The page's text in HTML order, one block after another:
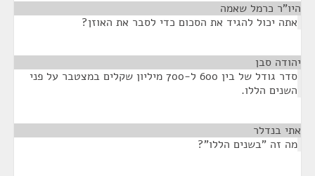
היו"ר כרמל שאמה
אתה יכול להגיד את הסכום כדי לסבר את האוזן?
יהודה סבן
סדר גודל של בין 600 ל-700 מיליון שקלים במצטבר על פני
השנים הללו.
אתי בנדלר
מה זה "בשנים הללו"?